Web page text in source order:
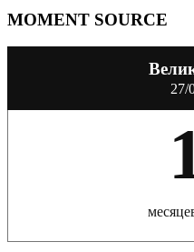
MOMENT SOURCE
27/